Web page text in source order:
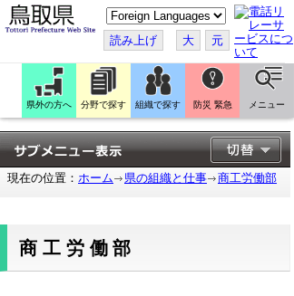
こ
の
ペ
ー
ジ
を
翻
訳
す
る
読み上げ 大 元
県外の方へ 分野で探す 組織で探す 防災 緊急 メニュー
現在の位置： ホーム 県の組織と仕事 商工労働部
商工労働部